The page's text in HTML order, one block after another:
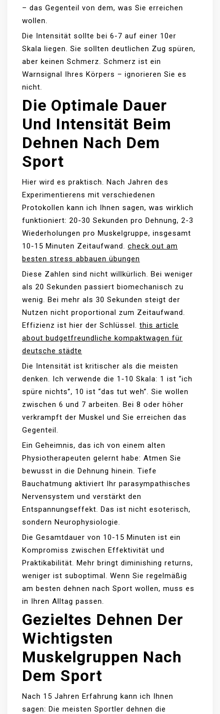
– das Gegenteil von dem, was Sie erreichen
wollen.
Die Intensität sollte bei 6-7 auf einer 10er
Skala liegen. Sie sollten deutlichen Zug spüren,
aber keinen Schmerz. Schmerz ist ein
Warnsignal Ihres Körpers – ignorieren Sie es
nicht.
Die Optimale Dauer
Und Intensität Beim
Dehnen Nach Dem
Sport
Hier wird es praktisch. Nach Jahren des
Experimentierens mit verschiedenen
Protokollen kann ich Ihnen sagen, was wirklich
funktioniert: 20-30 Sekunden pro Dehnung, 2-3
Wiederholungen pro Muskelgruppe, insgesamt
10-15 Minuten Zeitaufwand. check out am
besten stress abbauen übungen
Diese Zahlen sind nicht willkürlich. Bei weniger
als 20 Sekunden passiert biomechanisch zu
wenig. Bei mehr als 30 Sekunden steigt der
Nutzen nicht proportional zum Zeitaufwand.
Effizienz ist hier der Schlüssel. this article
about budgetfreundliche kompaktwagen für
deutsche städte
Die Intensität ist kritischer als die meisten
denken. Ich verwende die 1-10 Skala: 1 ist “ich
spüre nichts”, 10 ist “das tut weh”. Sie wollen
zwischen 6 und 7 arbeiten. Bei 8 oder höher
verkrampft der Muskel und Sie erreichen das
Gegenteil.
Ein Geheimnis, das ich von einem alten
Physiotherapeuten gelernt habe: Atmen Sie
bewusst in die Dehnung hinein. Tiefe
Bauchatmung aktiviert Ihr parasympathisches
Nervensystem und verstärkt den
Entspannungseffekt. Das ist nicht esoterisch,
sondern Neurophysiologie.
Die Gesamtdauer von 10-15 Minuten ist ein
Kompromiss zwischen Effektivität und
Praktikabilität. Mehr bringt diminishing returns,
weniger ist suboptimal. Wenn Sie regelmäßig
am besten dehnen nach Sport wollen, muss es
in Ihren Alltag passen.
Gezieltes Dehnen Der
Wichtigsten
Muskelgruppen Nach
Dem Sport
Nach 15 Jahren Erfahrung kann ich Ihnen
sagen: Die meisten Sportler dehnen die